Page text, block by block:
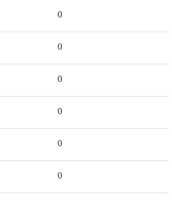
0
0
0
0
0
0